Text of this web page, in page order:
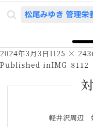
Posted
on
2024年3月3日 Full
size
1125 ×
投
Published inIMG_8112
軽井沢周辺